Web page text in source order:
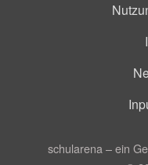
schularena – ein